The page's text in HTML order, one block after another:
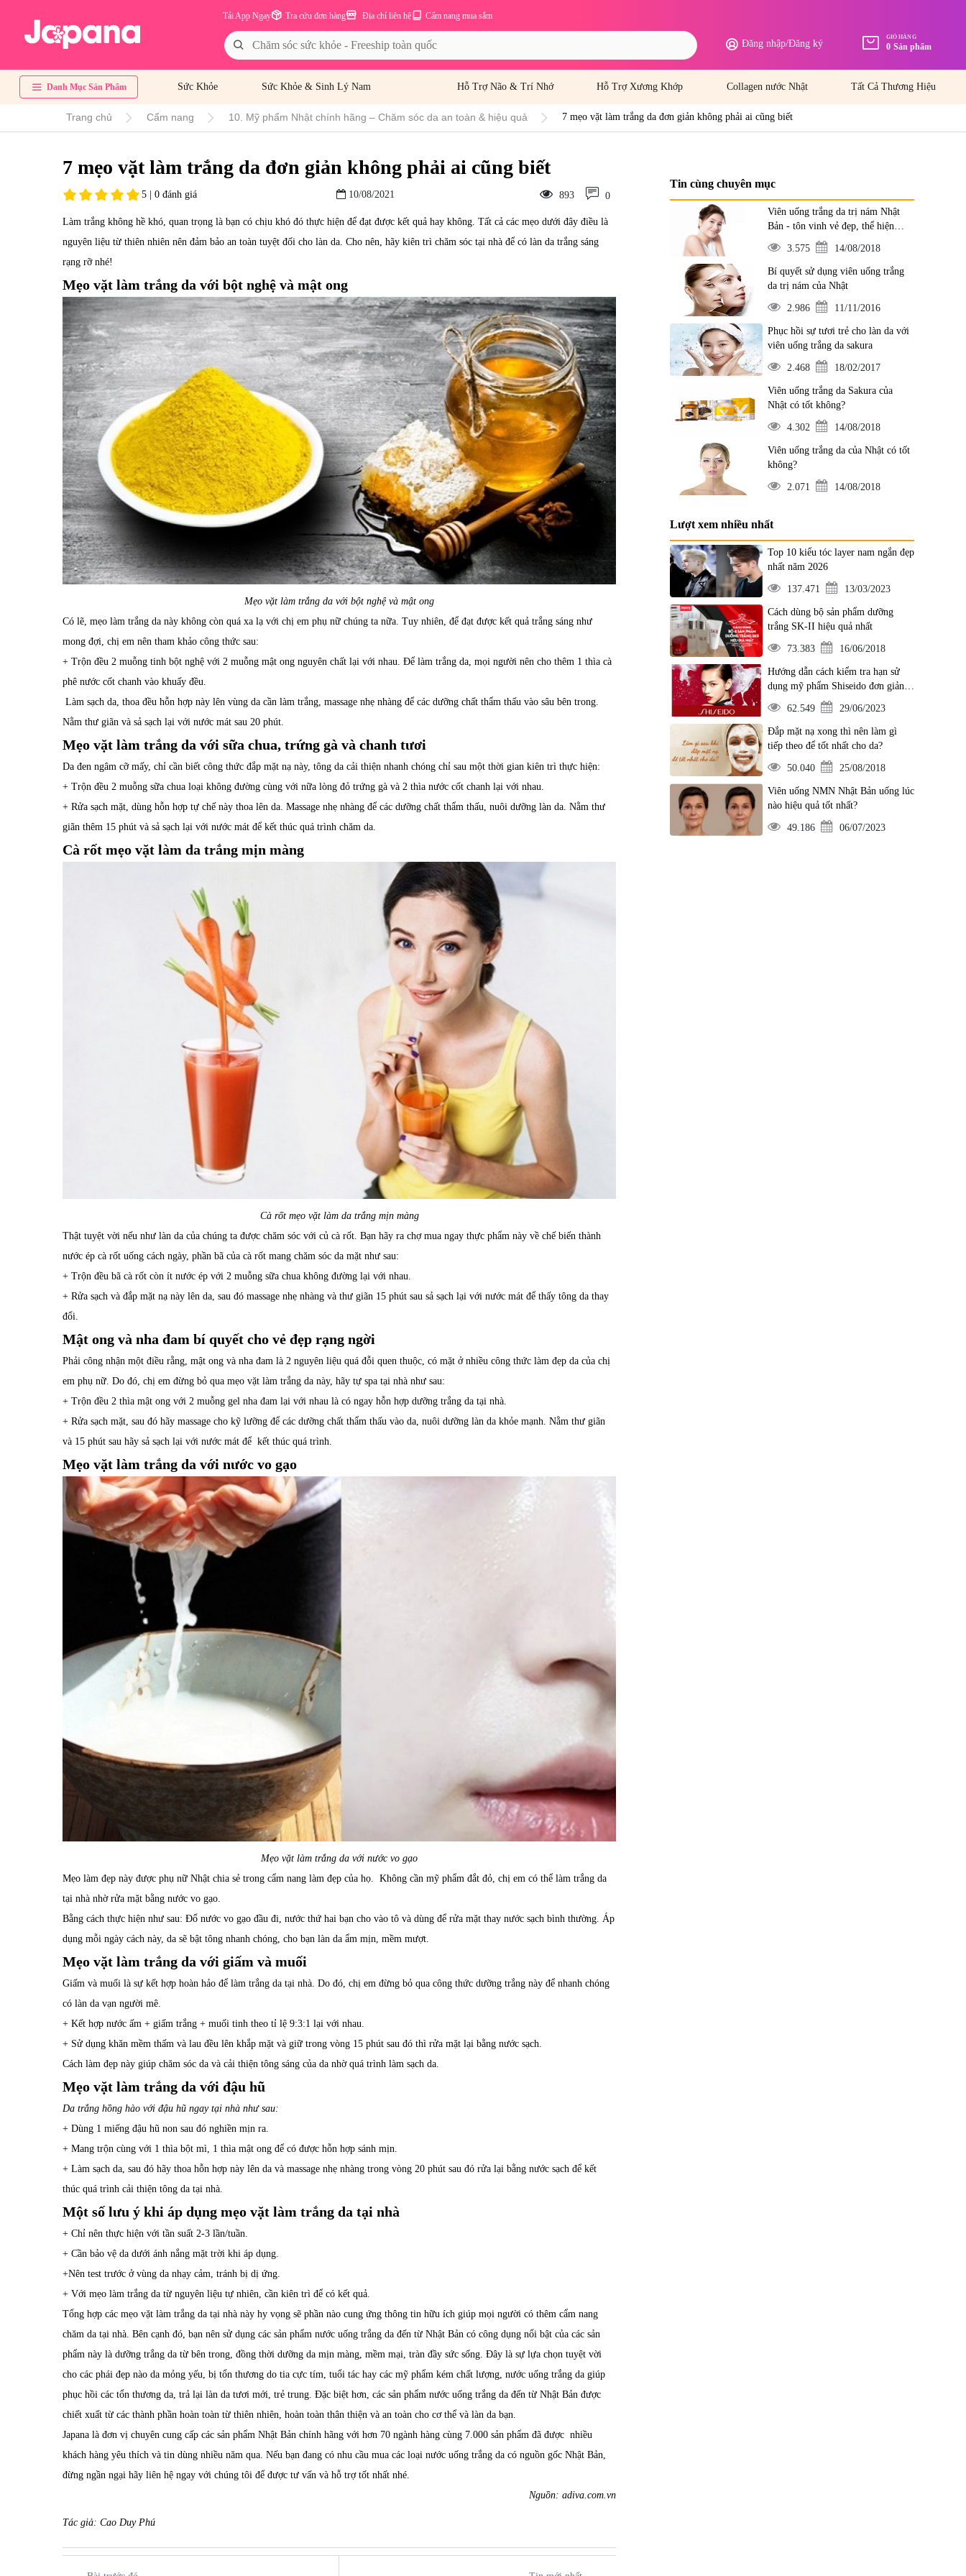
Cẩm nang mua sắm
Địa chỉ liên hệ
Tra cứu đơn hàng
Tải App Ngay
Đăng nhập/Đăng ký
GIỎ HÀNG
0 Sản phẩm
Danh Mục Sản Phẩm Sức Khỏe Sức Khỏe & Sinh Lý Nam Hỗ Trợ Não & Trí Nhớ Hỗ Trợ Xương Khớp Collagen nước Nhật Tất Cả Thương Hiệu
Trang chủ Cẩm nang 10. Mỹ phẩm Nhật chính hãng – Chăm sóc da an toàn & hiệu quả 7 mẹo vặt làm trắng da đơn giản không phải ai cũng biết
7 mẹo vặt làm trắng da đơn giản không phải ai cũng biết
5 | 0 đánh giá 10/08/2021 893 0
Làm trắng không hề khó, quan trọng là bạn có chịu khó đó thực hiện để đạt được kết quả hay không. Tất cả các mẹo dưới đây điều là
nguyên liệu từ thiên nhiên nên đảm bảo an toàn tuyệt đối cho làn da. Cho nên, hãy kiên trì chăm sóc tại nhà để có làn da trắng sáng
rạng rỡ nhé!
Mẹo vặt làm trắng da với bột nghệ và mật ong
Mẹo vặt làm trắng da với bột nghệ và mật ong
Có lẽ, mẹo làm trắng da này không còn quá xa lạ với chị em phụ nữ chúng ta nữa. Tuy nhiên, để đạt được kết quả trắng sáng như
mong đợi, chị em nên tham khảo công thức sau:
+ Trộn đều 2 muỗng tinh bột nghệ với 2 muỗng mật ong nguyên chất lại với nhau. Để làm trắng da, mọi người nên cho thêm 1 thìa cà
phê nước cốt chanh vào khuấy đều.
Làm sạch da, thoa đều hỗn hợp này lên vùng da cần làm trắng, massage nhẹ nhàng để các dưỡng chất thẩm thấu vào sâu bên trong.
Nằm thư giãn và sả sạch lại với nước mát sau 20 phút.
Mẹo vặt làm trắng da với sữa chua, trứng gà và chanh tươi
Da đen ngâm cỡ mấy, chỉ cần biết công thức đắp mặt nạ này, tông da cải thiện nhanh chóng chỉ sau một thời gian kiên trì thực hiện:
+ Trộn đều 2 muỗng sữa chua loại không đường cùng với nữa lòng đỏ trứng gà và 2 thìa nước cốt chanh lại với nhau.
+ Rửa sạch mặt, dùng hỗn hợp tự chế này thoa lên da. Massage nhẹ nhàng để các dưỡng chất thẩm thấu, nuôi dưỡng làn da. Nằm thư
giãn thêm 15 phút và sả sạch lại với nước mát để kết thúc quá trình chăm da.
Cà rốt mẹo vặt làm da trắng mịn màng
Cà rốt mẹo vặt làm da trắng mịn màng
Thật tuyệt vời nếu như làn da của chúng ta được chăm sóc với củ cà rốt. Bạn hãy ra chợ mua ngay thực phẩm này về chế biến thành
nước ép cà rốt uống cách ngày, phần bã của cà rốt mang chăm sóc da mặt như sau:
+ Trộn đều bã cà rốt còn ít nước ép với 2 muỗng sữa chua không đường lại với nhau.
+ Rửa sạch và đắp mặt nạ này lên da, sau đó massage nhẹ nhàng và thư giãn 15 phút sau sả sạch lại với nước mát để thấy tông da thay
đổi.
Mật ong và nha đam bí quyết cho vẻ đẹp rạng ngời
Phải công nhận một điều rằng, mật ong và nha đam là 2 nguyên liệu quá đỗi quen thuộc, có mặt ở nhiều công thức làm đẹp da của chị
em phụ nữ. Do đó, chị em đừng bỏ qua mẹo vặt làm trắng da này, hãy tự spa tại nhà như sau:
+ Trộn đều 2 thìa mật ong với 2 muỗng gel nha đam lại với nhau là có ngay hỗn hợp dưỡng trắng da tại nhà.
+ Rửa sạch mặt, sau đó hãy massage cho kỹ lưỡng để các dưỡng chất thẩm thấu vào da, nuôi dưỡng làn da khỏe mạnh. Nằm thư giãn
và 15 phút sau hãy sả sạch lại với nước mát để kết thúc quá trình.
Mẹo vặt làm trắng da với nước vo gạo
Mẹo vặt làm trắng da với nước vo gạo
Mẹo làm đẹp này được phụ nữ Nhật chia sẻ trong cẩm nang làm đẹp của họ. Không cần mỹ phẩm đắt đỏ, chị em có thể làm trắng da
tại nhà nhờ rửa mặt bằng nước vo gạo.
Bằng cách thực hiện như sau: Đổ nước vo gạo đầu đi, nước thứ hai bạn cho vào tô và dùng để rửa mặt thay nước sạch bình thường. Áp
dụng mỗi ngày cách này, da sẽ bật tông nhanh chóng, cho bạn làn da ẩm mịn, mềm mượt.
Mẹo vặt làm trắng da với giấm và muối
Giấm và muối là sự kết hợp hoàn hảo để làm trắng da tại nhà. Do đó, chị em đừng bỏ qua công thức dưỡng trắng này để nhanh chóng
có làn da vạn người mê.
+ Kết hợp nước ấm + giấm trắng + muối tinh theo tỉ lệ 9:3:1 lại với nhau.
+ Sử dụng khăn mềm thấm và lau đều lên khắp mặt và giữ trong vòng 15 phút sau đó thì rửa mặt lại bằng nước sạch.
Cách làm đẹp này giúp chăm sóc da và cải thiện tông sáng của da nhờ quá trình làm sạch da.
Mẹo vặt làm trắng da với đậu hũ
Da trắng hồng hào với đậu hũ ngay tại nhà như sau:
+ Dùng 1 miếng đậu hũ non sau đó nghiền mịn ra.
+ Mang trộn cùng với 1 thìa bột mì, 1 thìa mật ong để có được hỗn hợp sánh mịn.
+ Làm sạch da, sau đó hãy thoa hỗn hợp này lên da và massage nhẹ nhàng trong vòng 20 phút sau đó rửa lại bằng nước sạch để kết
thúc quá trình cải thiện tông da tại nhà.
Một số lưu ý khi áp dụng mẹo vặt làm trắng da tại nhà
+ Chỉ nên thực hiện với tần suất 2-3 lần/tuần.
+ Cần bảo vệ da dưới ánh nắng mặt trời khi áp dụng.
+Nên test trước ở vùng da nhạy cảm, tránh bị dị ứng.
+ Với mẹo làm trắng da từ nguyên liệu tự nhiên, cần kiên trì để có kết quả.
Tổng hợp các mẹo vặt làm trắng da tại nhà này hy vọng sẽ phần nào cung ứng thông tin hữu ích giúp mọi người có thêm cẩm nang
chăm da tại nhà. Bên cạnh đó, bạn nên sử dụng các sản phẩm nước uống trắng da đến từ Nhật Bản có công dụng nổi bật của các sản
phẩm này là dưỡng trắng da từ bên trong, đồng thời dưỡng da mịn màng, mềm mại, tràn đầy sức sống. Đây là sự lựa chọn tuyệt vời
cho các phái đẹp nào da mỏng yếu, bị tổn thương do tia cực tím, tuổi tác hay các mỹ phẩm kém chất lượng, nước uống trắng da giúp
phục hồi các tổn thương da, trả lại làn da tươi mới, trẻ trung. Đặc biệt hơn, các sản phẩm nước uống trắng da đến từ Nhật Bản được
chiết xuất từ các thành phần hoàn toàn từ thiên nhiên, hoàn toàn thân thiện và an toàn cho cơ thể và làn da bạn.
Japana là đơn vị chuyên cung cấp các sản phẩm Nhật Bản chính hãng với hơn 70 ngành hàng cùng 7.000 sản phẩm đã được nhiều
khách hàng yêu thích và tin dùng nhiều năm qua. Nếu bạn đang có nhu cầu mua các loại nước uống trắng da có nguồn gốc Nhật Bản,
đừng ngần ngại hãy liên hệ ngay với chúng tôi để được tư vấn và hỗ trợ tốt nhất nhé.
Nguồn: adiva.com.vn
Tác giả: Cao Duy Phú
Tin cùng chuyên mục
Viên uống trắng da trị nám Nhật
Bản - tôn vinh vẻ đẹp, thể hiện
đẳng cấp
3.575 14/08/2018
Bí quyết sử dụng viên uống trắng
da trị nám của Nhật
2.986 11/11/2016
Phục hồi sự tươi trẻ cho làn da với
viên uống trắng da sakura
2.468 18/02/2017
Viên uống trắng da Sakura của
Nhật có tốt không?
4.302 14/08/2018
Viên uống trắng da của Nhật có tốt
không?
2.071 14/08/2018
Lượt xem nhiều nhất
Top 10 kiểu tóc layer nam ngắn đẹp
nhất năm 2026
137.471 13/03/2023
Cách dùng bộ sản phẩm dưỡng
trắng SK-II hiệu quả nhất
73.383 16/06/2018
Hướng dẫn cách kiểm tra hạn sử
dụng mỹ phẩm Shiseido đơn giản
nhất
62.549 29/06/2023
Đắp mặt nạ xong thì nên làm gì
tiếp theo để tốt nhất cho da?
50.040 25/08/2018
Viên uống NMN Nhật Bản uống lúc
nào hiệu quả tốt nhất?
49.186 06/07/2023